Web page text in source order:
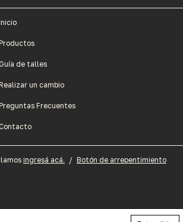
de talles
un cambio
Frecuentes
ingresá acá. / Botón de arrepentimiento